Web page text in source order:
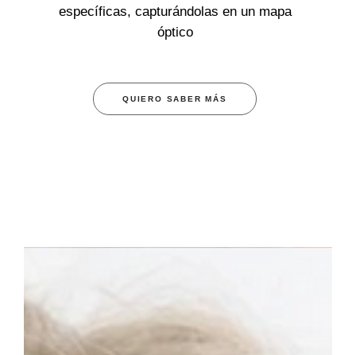
específicas, capturándolas en un mapa
óptico
QUIERO SABER MÁS